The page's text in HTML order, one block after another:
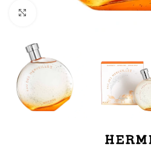
CLICK TO ENLARGE